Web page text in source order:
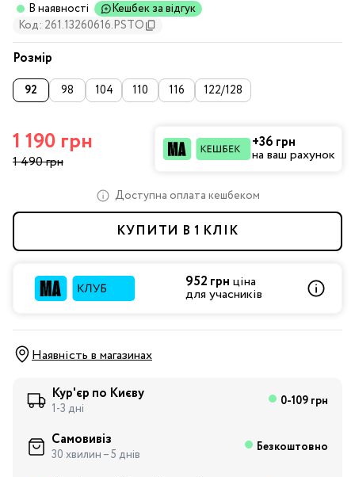
В наявності
Кешбек за відгук
Код: 261.13260616.PSTO
Розмір
92 98 104 110 116 122/128
1 190 грн
1 490 грн
+36 грн
на ваш рахунок
Доступна оплата кешбеком
КУПИТИ В 1 КЛІК
952 грн ціна
для учасників
Наявність в магазинах
Кур'єр по Києву
1-3 дні 0-109 грн
Самовивіз
30 хвилин – 5 днів Безкоштовно